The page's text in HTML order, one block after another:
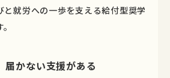
と就労への一歩を支える給付型奨学
届かない支援がある